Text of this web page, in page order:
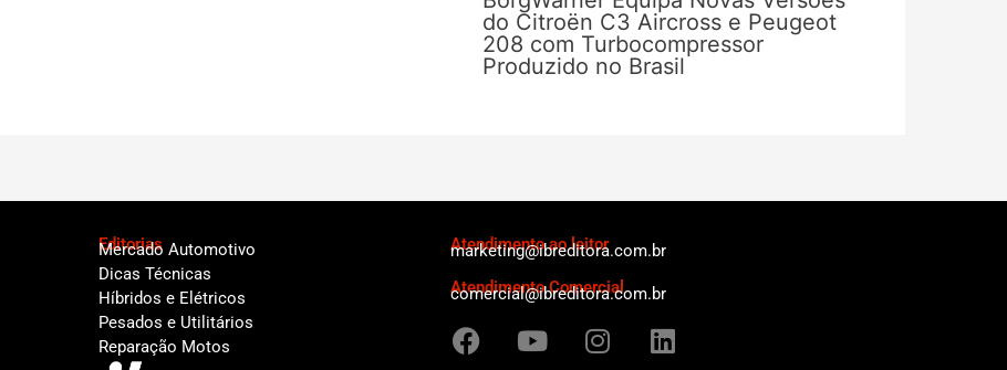
do Citroën C3 Aircross e Peugeot
208 com Turbocompressor
Produzido no Brasil
Editorias
Mercado Automotivo
Dicas Técnicas
Híbridos e Elétricos
Pesados e Utilitários
Reparação Motos
Atendimento ao leitor
marketing@ibreditora.com.br
Atendimento Comercial
comercial@ibreditora.com.br
F
a
Y
o
I
n
L
i